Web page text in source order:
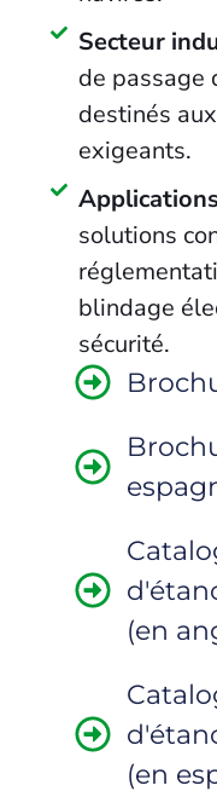
Secteur
de passage
destinés
exigeants.
solutions
blindage
sécurité.
(en
(en